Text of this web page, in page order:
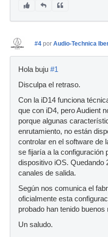
#4 por Audio-Technica
Hola buju #1
Disculpa el retraso.
Con la iD14 funciona
que con iD4, pero Audient
porque algunas
enrutamiento, no están
controlar en el software de
se fijaría a la configuración
dispositivo iOS. Quedando
canales de salida.
Según nos comunica el
oficialmente esta
probado han tenido buenos
Un saludo.